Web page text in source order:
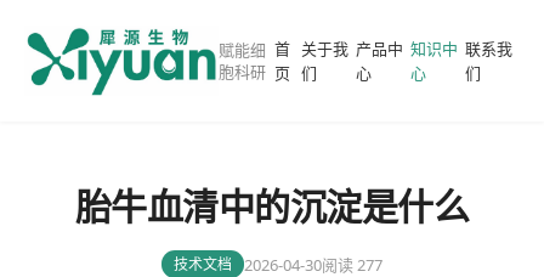
赋能细
胞科研
首
页
关于我
们
产品中
心
知识中
心
联系我
们
胎牛血清中的沉淀是什么
技术文档 2026-04-30阅读 277